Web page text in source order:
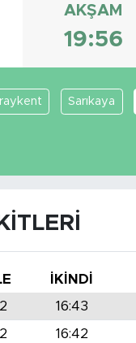
AKŞAM
19:56
Sarıkaya
İKINDI
16:43
16:42